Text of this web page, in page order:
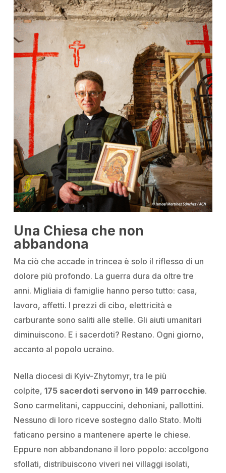
Una Chiesa che non
abbandona
Ma ciò che accade in trincea è solo il riflesso di un
dolore più profondo. La guerra dura da oltre tre
anni. Migliaia di famiglie hanno perso tutto: casa,
lavoro, affetti. I prezzi di cibo, elettricità e
carburante sono saliti alle stelle. Gli aiuti umanitari
diminuiscono. E i sacerdoti? Restano. Ogni giorno,
accanto al popolo ucraino.
Nella diocesi di Kyiv-Zhytomyr, tra le più
colpite,175 sacerdoti servono in 149 parrocchie.
Sono carmelitani, cappuccini, dehoniani, pallottini.
Nessuno di loro riceve sostegno dallo Stato. Molti
faticano persino a mantenere aperte le chiese.
Eppure non abbandonano il loro popolo: accolgono
sfollati, distribuiscono viveri nei villaggi isolati,